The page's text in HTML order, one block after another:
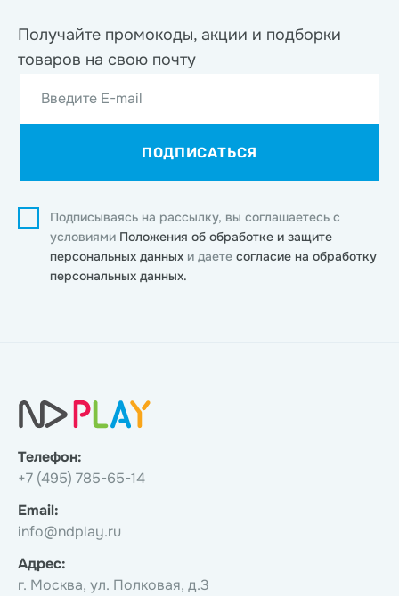
Получайте промокоды, акции и подборки
товаров на свою почту
Введите E-mail
ПОДПИСАТЬСЯ
Подписываясь на рассылку, вы соглашаетесь с
условиями Положения об обработке и защите
персональных данных и даете согласие на обработку
персональных данных.
Телефон:
+7 (495) 785-65-14
Email:
info@ndplay.ru
Адрес:
г. Москва, ул. Полковая, д.3